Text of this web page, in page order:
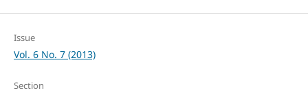
Issue
Vol. 6 No. 7 (2013)
Section